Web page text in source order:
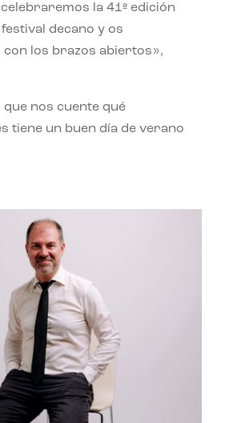
la 41ª edición
decano y os
con los brazos abiertos»,
que nos cuente qué
tiene un buen día de verano